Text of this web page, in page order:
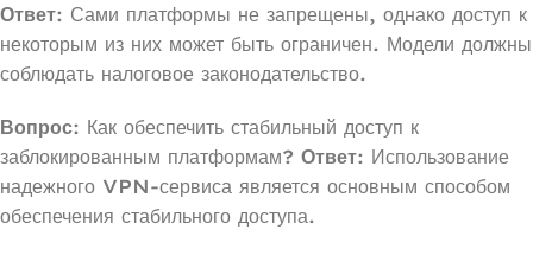
Ответ: Сами платформы не запрещены, однако доступ к
некоторым из них может быть ограничен. Модели должны
соблюдать налоговое законодательство.
Вопрос: Как обеспечить стабильный доступ к
заблокированным платформам? Ответ: Использование
надежного VPN-сервиса является основным способом
обеспечения стабильного доступа.